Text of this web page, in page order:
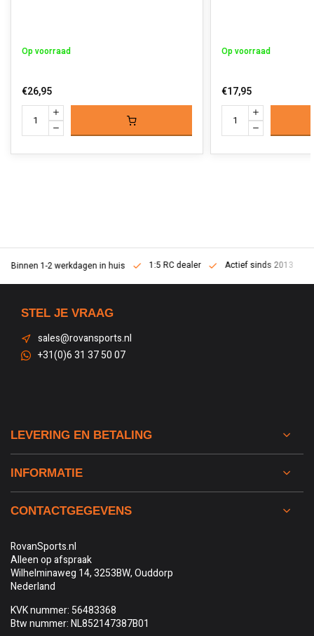
Op voorraad
€26,95
Op voorraad
€17,95
Binnen 1-2 werkdagen in huis 1:5 RC dealer Actief sinds 2013
STEL JE VRAAG
sales@rovansports.nl
+31(0)6 31 37 50 07
LEVERING EN BETALING
INFORMATIE
CONTACTGEGEVENS
RovanSports.nl
Alleen op afspraak
Wilhelminaweg 14, 3253BW, Ouddorp
Nederland
KVK nummer: 56483368
Btw nummer: NL852147387B01